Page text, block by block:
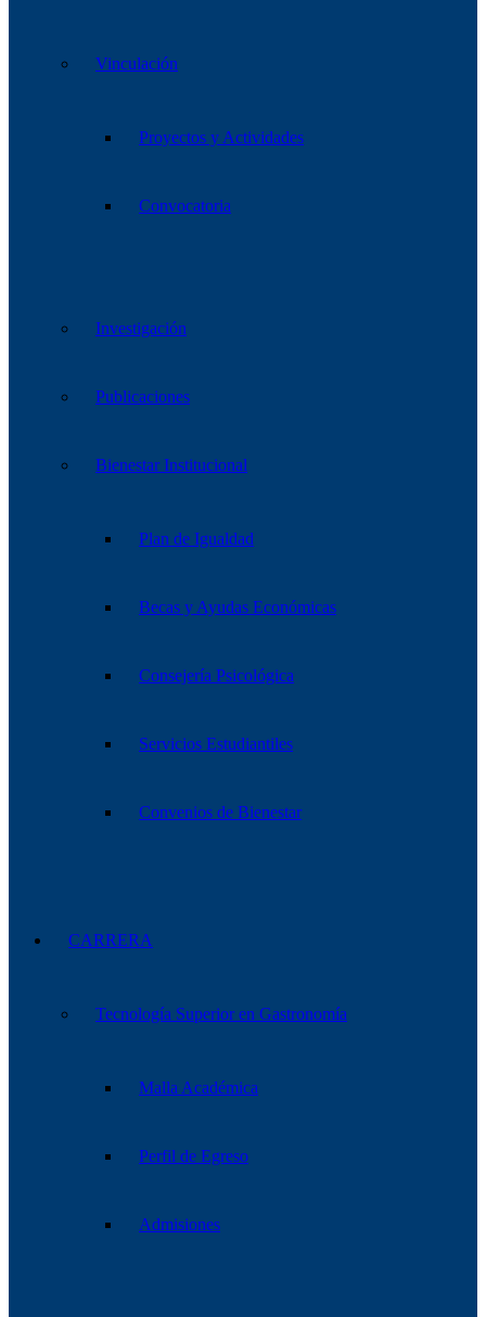
Vinculación
Proyectos y Actividades
Convocatoria
Investigación
Publicaciones
Bienestar Institucional
Plan de Igualdad
Becas y Ayudas Económicas
Consejería Psicológica
Servicios Estudiantiles
Convenios de Bienestar
CARRERA
Tecnología Superior en Gastronomía
Malla Académica
Perfil de Egreso
Admisiones